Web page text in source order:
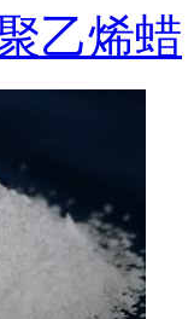
乙烯蜡